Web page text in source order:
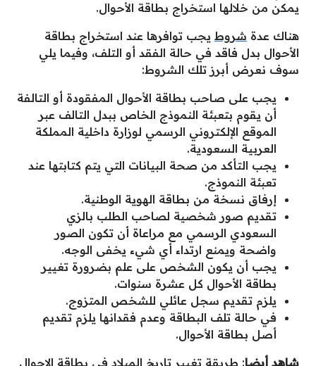
يمكن من خلالها استخراج بطاقة الأحوال.
هناك عدة شروط يجب توافرها عند استخراج بطاقة
الأحوال بدل فاقد في حالة الفقد أو التلف، وفيما يلي
سوف نعرض أبرز تلك الشروط:
يجب على صاحب بطاقة الأحوال المفقودة أو التالفة
أن يقوم بتعبئة النموذج الخاص ببدل التالف عبر
الموقع الإلكتروني الرسمي لوزارة داخلية المملكة
العربية السعودية.
يجب التأكد من صحة البيانات التي يتم كتابتها عند
تعبئة النموذج.
إرفاق نسخة من بطاقة الهوية الوطنية.
تقديم صور شخصية لصاحب الطلب بالزي
السعودي الرسمي مع مراعاة أن تكون الصور
واضحة ويمنع ارتداء أي شيء يخفى الوجه.
يجب أن يكون الشخص على علم بضرورة تغيير
بطاقة الأحوال كل عشرة سنوات.
يلزم تقديم سجل عائلي للشخص المتزوج.
في حالة تلف البطاقة وعدم فقدانها يلزم تقديم
أصل بطاقة الأحوال.
شاهد أيضا: طريقة تغيير تاريخ الميلاد في بطاقة الاحوال